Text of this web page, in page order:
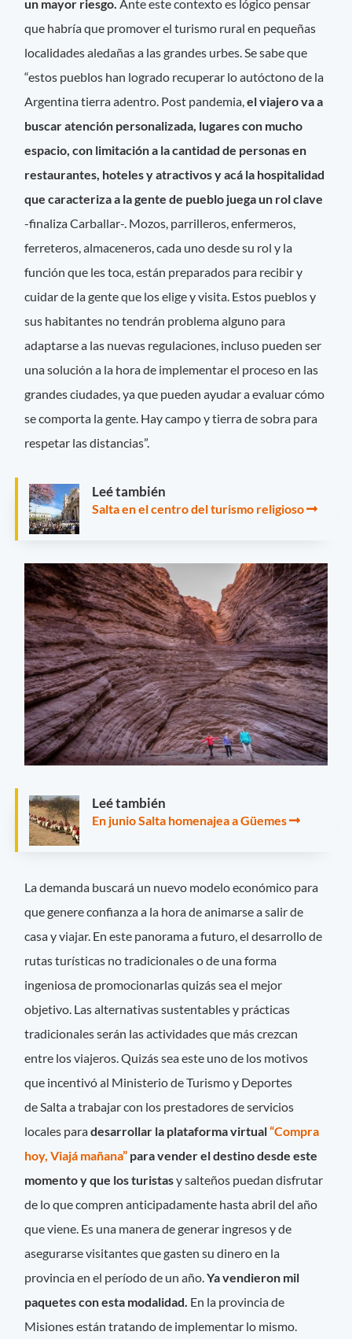
un mayor riesgo.Ante este contexto es lógico pensar
que habría que promover el turismo rural en pequeñas
localidades aledañas a las grandes urbes. Se sabe que
“estos pueblos han logrado recuperar lo autóctono de la
Argentina tierra adentro. Post pandemia,el viajero va a
buscar atención personalizada, lugares con mucho
espacio, con limitación a la cantidad de personas en
restaurantes, hoteles y atractivos y acá la hospitalidad
que caracteriza a la gente de pueblo juega un rol clave
-finaliza Carballar-. Mozos, parrilleros, enfermeros,
ferreteros, almaceneros, cada uno desde su rol y la
función que les toca, están preparados para recibir y
cuidar de la gente que los elige y visita. Estos pueblos y
sus habitantes no tendrán problema alguno para
adaptarse a las nuevas regulaciones, incluso pueden ser
una solución a la hora de implementar el proceso en las
grandes ciudades, ya que pueden ayudar a evaluar cómo
se comporta la gente. Hay campo y tierra de sobra para
respetar las distancias”.
Leé también
Salta en el centro del turismo religioso
Leé también
En junio Salta homenajea a Güemes
La demanda buscará un nuevo modelo económico para
que genere confianza a la hora de animarse a salir de
casa y viajar. En este panorama a futuro, el desarrollo de
rutas turísticas no tradicionales o de una forma
ingeniosa de promocionarlas quizás sea el mejor
objetivo. Las alternativas sustentables y prácticas
tradicionales serán las actividades que más crezcan
entre los viajeros. Quizás sea este uno de los motivos
que incentivó al Ministerio de Turismo y Deportes
de Salta a trabajar con los prestadores de servicios
locales paradesarrollar la plataforma virtual“Compra
hoy, Viajá mañana” para vender el destino desde este
momento y que los turistasy salteños puedan disfrutar
de lo que compren anticipadamente hasta abril del año
que viene. Es una manera de generar ingresos y de
asegurarse visitantes que gasten su dinero en la
provincia en el período de un año.Ya vendieron mil
paquetes con esta modalidad. En la provincia de
Misiones están tratando de implementar lo mismo.